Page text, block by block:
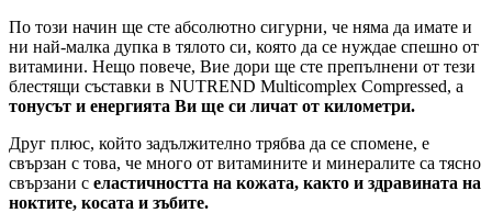
По този начин ще сте абсолютно сигурни, че няма да имате и
ни най-малка дупка в тялото си, която да се нуждае спешно от
витамини. Нещо повече, Вие дори ще сте препълнени от тези
блестящи съставки в NUTREND Multicomplex Compressed, а
тонусът и енергията Ви ще си личат от километри.
Друг плюс, който задължително трябва да се спомене, е
свързан с това, че много от витамините и минералите са тясно
свързани с еластичността на кожата, както и здравината на
ноктите, косата и зъбите.